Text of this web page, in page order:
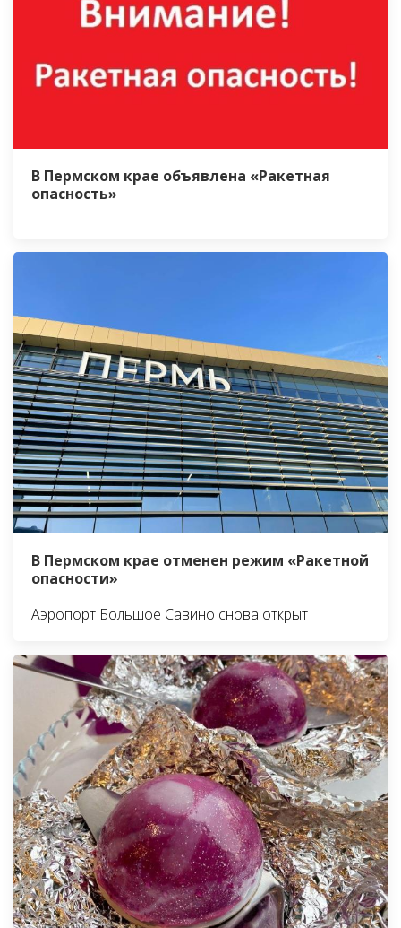
В Пермском крае объявлена «Ракетная
опасность»
В Пермском крае отменен режим «Ракетной
опасности»
Аэропорт Большое Савино снова открыт